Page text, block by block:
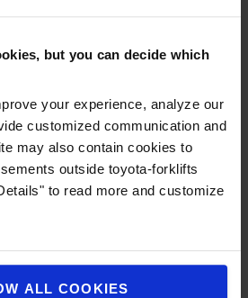
but you can decide which
your experience, analyze our
customized communication and
may also contain cookies to
outside toyota-forklifts
to read more and customize
ALL COOKIES